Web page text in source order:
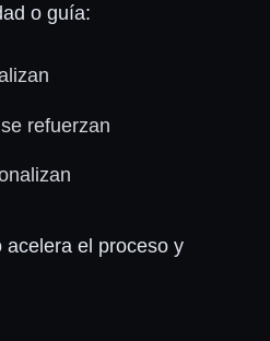
o guía:
refuerzan
el proceso y